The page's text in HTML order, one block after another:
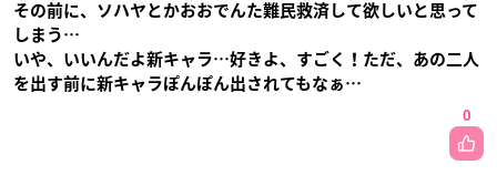
その前に、ソハヤとかおおでんた難民救済して欲しいと思って
しまう…
いや、いいんだよ新キャラ…好きよ、すごく！ただ、あの二人
を出す前に新キャラぽんぽん出されてもなぁ…
0